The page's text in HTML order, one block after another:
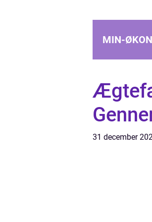
MIN-
31 december